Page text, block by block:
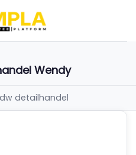
Wendy
detailhandel